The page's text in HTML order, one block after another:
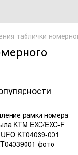
таблички